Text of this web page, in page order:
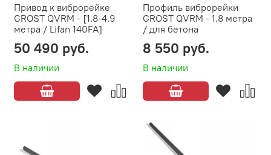
Привод к виброрейке
GROST QVRM - [1.8-4.9
метра / Lifan 140FA]
В наличии
50 490 руб.
Профиль виброрейки
GROST QVRM - 1.8 метра
/ для бетона
В наличии
8 550 руб.